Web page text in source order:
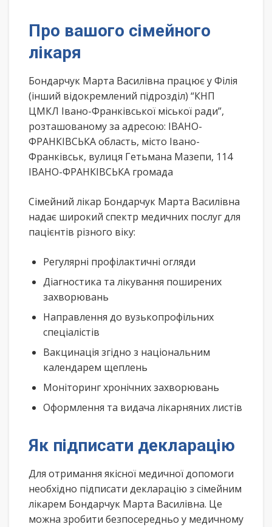
Про вашого сімейного
лікаря
Бондарчук Марта Василівна працює у Філія
(інший відокремлений підрозділ) “КНП
ЦМКЛ Івано-Франківської міської ради”,
розташованому за адресою: ІВАНО-
ФРАНКІВСЬКА область, місто Івано-
Франківськ, вулиця Гетьмана Мазепи, 114
ІВАНО-ФРАНКІВСЬКА громада
Сімейний лікар Бондарчук Марта Василівна
надає широкий спектр медичних послуг для
пацієнтів різного віку:
Регулярні профілактичні огляди
Діагностика та лікування поширених
захворювань
Направлення до вузькопрофільних
спеціалістів
Вакцинація згідно з національним
календарем щеплень
Моніторинг хронічних захворювань
Оформлення та видача лікарняних листів
Як підписати декларацію
Для отримання якісної медичної допомоги
необхідно підписати декларацію з сімейним
лікарем Бондарчук Марта Василівна. Це
можна зробити безпосередньо у медичному